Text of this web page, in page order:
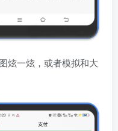
炫一炫，或者模拟和大